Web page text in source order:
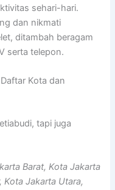
sehari-hari.
dan nikmati
ditambah beragam
serta telepon.
Kota dan
tapi juga
Barat, Kota Jakarta
Kota Jakarta Utara,